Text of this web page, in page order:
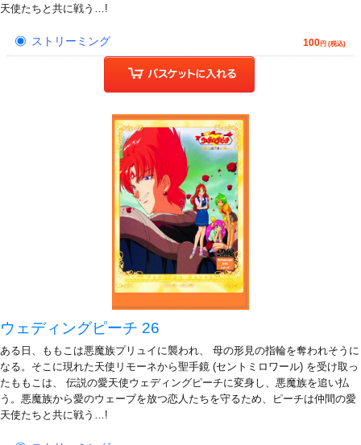
天使たちと共に戦う…!
ストリーミング 100円 (税込)
ウェディングピーチ 26
ある日、ももこは悪魔族プリュイに襲われ、 母の形見の指輪を奪われそうに
なる。そこに現れた天使リモーネから聖手鏡 (セントミロワール) を受け取っ
たももこは、 伝説の愛天使ウェディングピーチに変身し、悪魔族を追い払
う。悪魔族から愛のウェーブを放つ恋人たちを守るため、ピーチは仲間の愛
天使たちと共に戦う…!